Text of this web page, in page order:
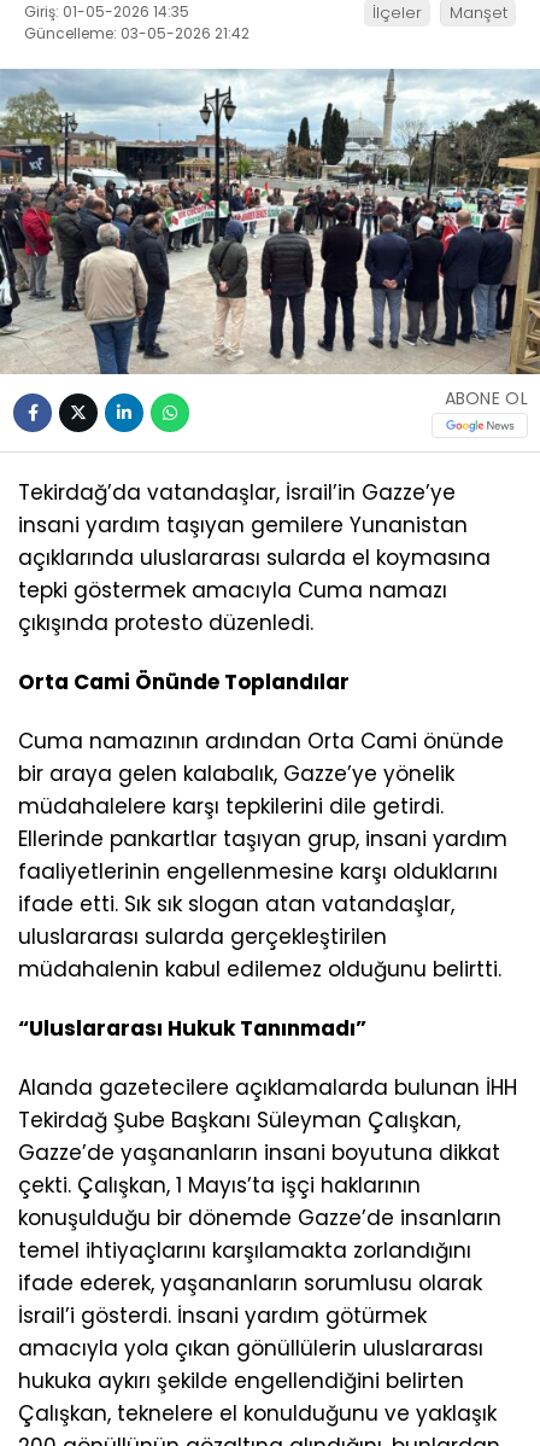
Giriş: 01-05-2026 14:35
Güncelleme: 03-05-2026 21:42
İlçeler Manşet
ABONE OL
Tekirdağ’da vatandaşlar, İsrail’in Gazze’ye
insani yardım taşıyan gemilere Yunanistan
açıklarında uluslararası sularda el koymasına
tepki göstermek amacıyla Cuma namazı
çıkışında protesto düzenledi.
Orta Cami Önünde Toplandılar
Cuma namazının ardından Orta Cami önünde
bir araya gelen kalabalık, Gazze’ye yönelik
müdahalelere karşı tepkilerini dile getirdi.
Ellerinde pankartlar taşıyan grup, insani yardım
faaliyetlerinin engellenmesine karşı olduklarını
ifade etti. Sık sık slogan atan vatandaşlar,
uluslararası sularda gerçekleştirilen
müdahalenin kabul edilemez olduğunu belirtti.
“Uluslararası Hukuk Tanınmadı”
Alanda gazetecilere açıklamalarda bulunan İHH
Tekirdağ Şube Başkanı Süleyman Çalışkan,
Gazze’de yaşananların insani boyutuna dikkat
çekti. Çalışkan, 1 Mayıs’ta işçi haklarının
konuşulduğu bir dönemde Gazze’de insanların
temel ihtiyaçlarını karşılamakta zorlandığını
ifade ederek, yaşananların sorumlusu olarak
İsrail’i gösterdi. İnsani yardım götürmek
amacıyla yola çıkan gönüllülerin uluslararası
hukuka aykırı şekilde engellendiğini belirten
Çalışkan, teknelere el konulduğunu ve yaklaşık